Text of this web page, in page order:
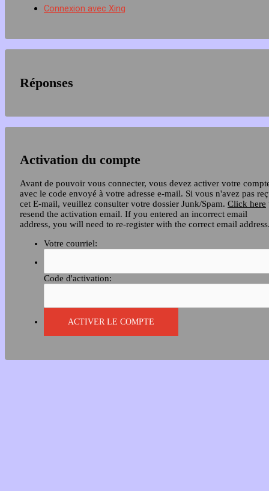
Connexion avec Xing
Réponses
Activation du compte
Avant de pouvoir vous connecter, vous devez activer votre
avec le code envoyé à votre adresse e-mail. Si vous n'avez pas
cet E-mail, veuillez consulter votre dossier Junk/Spam. Click here
resend the activation email. If you entered an incorrect email
address, you will need to re-register with the correct email
Votre courriel:
Code d'activation: